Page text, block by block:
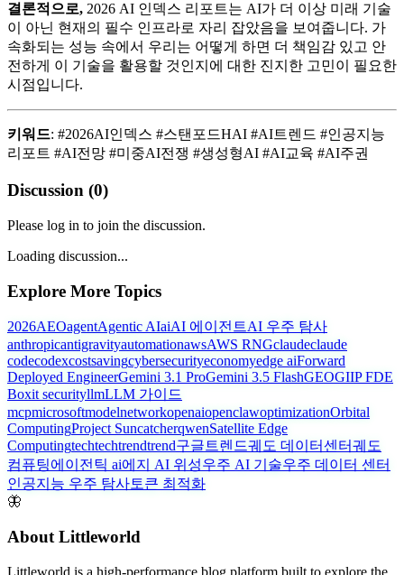
결론적으로, 2026 AI 인덱스 리포트는 AI가 더 이상 미래 기술
이 아닌 현재의 필수 인프라로 자리 잡았음을 보여줍니다. 가
속화되는 성능 속에서 우리는 어떻게 하면 더 책임감 있고 안
전하게 이 기술을 활용할 것인지에 대한 진지한 고민이 필요한
시점입니다.
키워드: #2026AI인덱스 #스탠포드HAI #AI트렌드 #인공지능
리포트 #AI전망 #미중AI전쟁 #생성형AI #AI교육 #AI주권
Discussion (0)
Please log in to join the discussion.
Loading discussion...
Explore More Topics
2026AEOagentAgentic AIaiAI 에이전트AI 우주 탐사
anthropicantigravityautomationawsAWS RNGclaudeclaude
codecodexcostsavingcybersecurityeconomyedge aiForward
Deployed EngineerGemini 3.1 ProGemini 3.5 FlashGEOGIIP FDE
Boxit securityllmLLM 가이드
mcpmicrosoftmodelnetworkopenaiopenclawoptimizationOrbital
ComputingProject SuncatcherqwenSatellite Edge
Computingtechtechtrendtrend구글트렌드궤도 데이터센터궤도
컴퓨팅에이전틱 ai에지 AI 위성우주 AI 기술우주 데이터 센터
인공지능 우주 탐사토큰 최적화
🦋
About Littleworld
Littleworld is a high-performance blog platform built to explore the